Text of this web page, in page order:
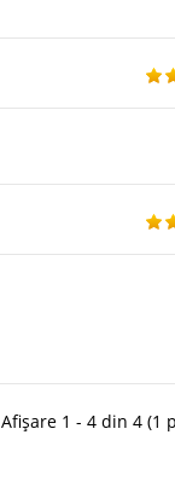
Afișare 1 - 4 din 4 (1